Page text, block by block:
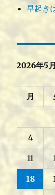
早起き
2026年5月
月
4
11
18